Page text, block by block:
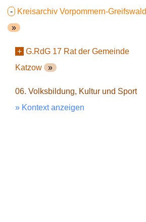
- Kreisarchiv Vorpommern-Greifswald
»
+ G.RdG 17 Rat der Gemeinde
Katzow »
06. Volksbildung, Kultur und Sport
» Kontext anzeigen